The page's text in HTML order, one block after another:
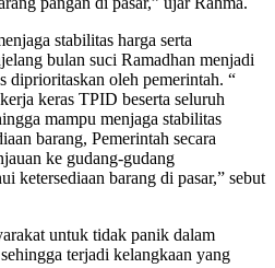
stabilitas harga serta
bulan suci Ramadhan menjadi
diprioritaskan oleh pemerintah. “
keras TPID beserta seluruh
mampu menjaga stabilitas
barang, Pemerintah secara
ke gudang-gudang
ketersediaan barang di pasar,” sebut
untuk tidak panik dalam
terjadi kelangkaan yang